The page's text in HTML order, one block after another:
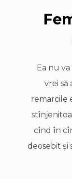
Ea nu
vrei să
remarcile
cînd în
deosebit şi